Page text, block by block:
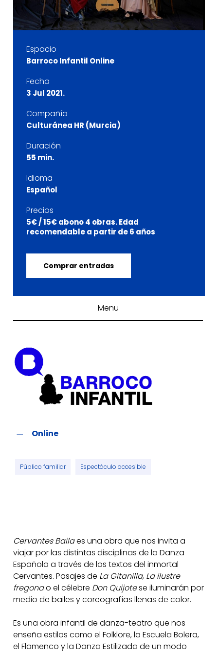
Espacio
Barroco Infantil Online
Fecha
3 Jul 2021.
Compañía
Culturánea HR (Murcia)
Duración
55 min.
Idioma
Español
Precios
5€ / 15€ abono 4 obras. Edad
recomendable a partir de 6 años
Comprar entradas
Menu
Online
Público familiar Espectáculo accesible
Cervantes Bailaes una obra que nos invita a
viajar por las distintas disciplinas de la Danza
Española a través de los textos del inmortal
Cervantes. Pasajes de La Gitanilla, La ilustre
fregonao el célebre Don Quijotese iluminarán por
medio de bailes y coreografías llenas de color.
Es una obra infantil de danza-teatro que nos
enseña estilos como el Folklore, la Escuela Bolera,
el Flamenco y la Danza Estilizada de un modo